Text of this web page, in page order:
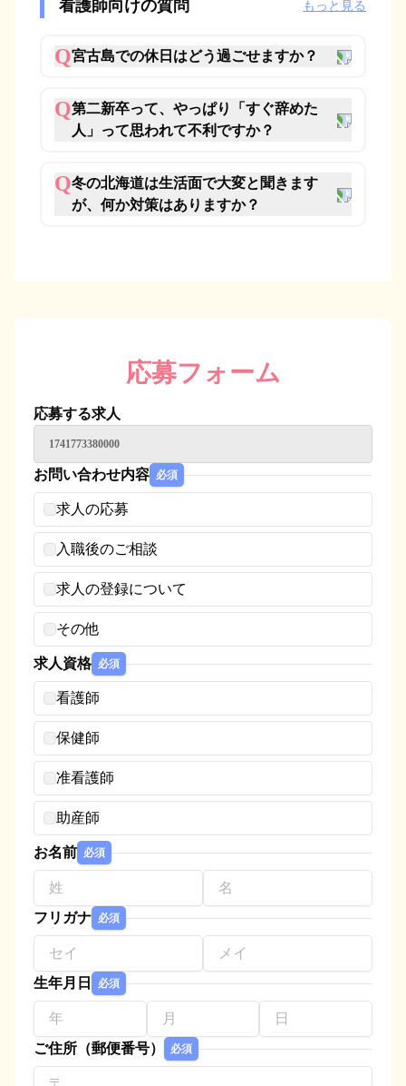
看護師向けの質問 もっと見る
Q宮古島での休日はどう過ごせますか？
Q第二新卒って、やっぱり「すぐ辞めた
人」って思われて不利ですか？
Q冬の北海道は生活面で大変と聞きます
が、何か対策はありますか？
応募フォーム
応募する求人
1741773380000
お問い合わせ内容 必須
求人の応募
入職後のご相談
求人の登録について
その他
求人資格 必須
看護師
保健師
准看護師
助産師
お名前 必須
フリガナ 必須
生年月日 必須
ご住所（郵便番号） 必須